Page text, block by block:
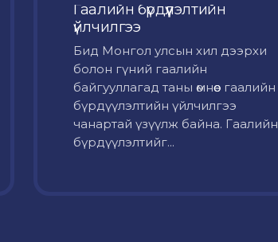
Гаалийн бүрдүүлэлтийн
үйлчилгээ
Бид Монгол улсын хил дээрхи
болон гүний гаалийн
байгууллагад таны өмнөөс гаалийн
бүрдүүлэлтийн үйлчилгээ
чанартай үзүүлж байна. Гаалийн
бүрдүүлэлтийг...